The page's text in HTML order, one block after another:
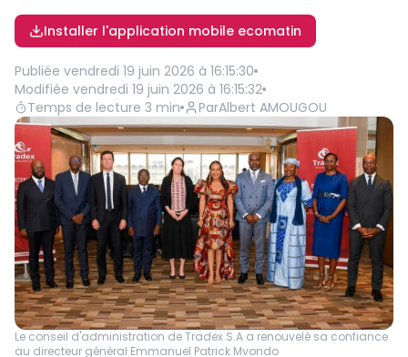
Installer l'application mobile ecomatin
Publiée vendredi 19 juin 2026 à 16:15:30
Modifiée vendredi 19 juin 2026 à 16:15:32
Temps de lecture 3 min ParAlbert AMOUGOU
Le conseil d'administration de Tradex S.A a renouvelé sa confiance
au directeur général Emmanuel Patrick Mvondo